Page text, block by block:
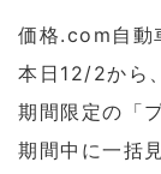
価格.com自動
本日12/2から
期間限定の「
期間中に一括